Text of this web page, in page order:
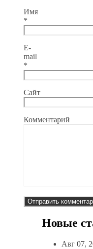
Имя
*
E-
mail
*
Сайт
Комментарий
Новые
Авг 07,